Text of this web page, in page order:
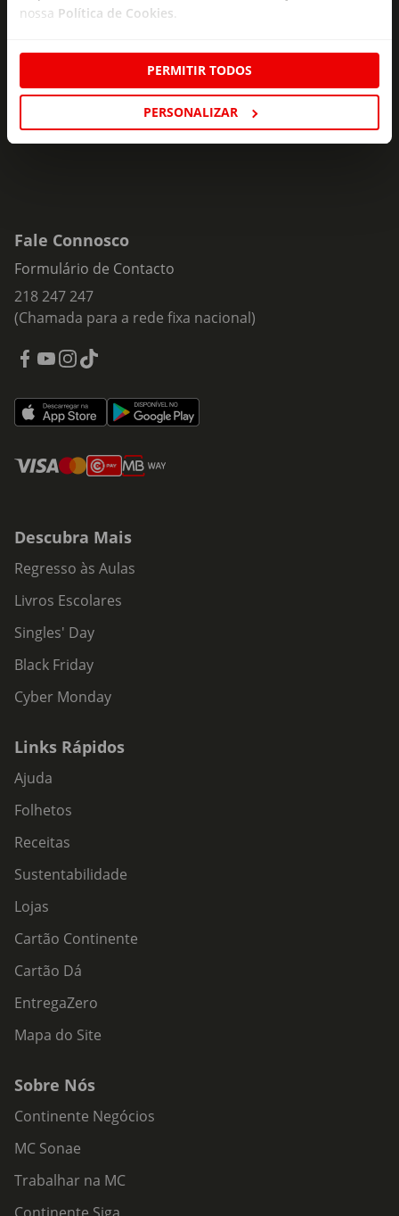
nossa Política de Cookies.
PERMITIR TODOS
PERSONALIZAR
ofertas e novidades para si.
mail
Subscrever
Fale Connosco
Formulário de Contacto
218 247 247
(Chamada para a rede fixa nacional)
Descubra Mais
Regresso às Aulas
Livros Escolares
Singles' Day
Black Friday
Cyber Monday
Links Rápidos
Ajuda
Folhetos
Receitas
Sustentabilidade
Lojas
Cartão Continente
Cartão Dá
EntregaZero
Mapa do Site
Sobre Nós
Continente Negócios
MC Sonae
Trabalhar na MC